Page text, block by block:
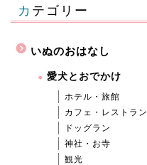
カテゴリー
いぬのおはなし
愛犬とおでかけ
ホテル・旅館
カフェ・レストラン
ドッグラン
神社・お寺
観光